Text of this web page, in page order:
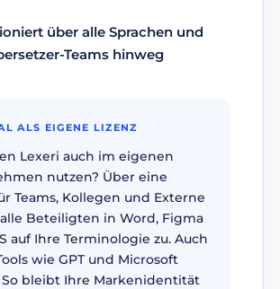
über alle Sprachen und
Teams hinweg
ALS EIGENE LIZENZ
Lexeri auch im eigenen
nutzen? Über eine
Teams, Kollegen und Externe
Beteiligten in Word, Figma
auf Ihre Terminologie zu. Auch
wie GPT und Microsoft
So bleibt Ihre Markenidentität